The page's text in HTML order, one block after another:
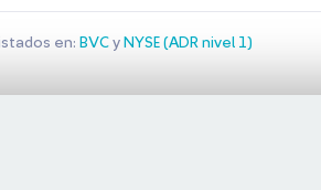
en: BVCy NYSE (ADR nivel 1)